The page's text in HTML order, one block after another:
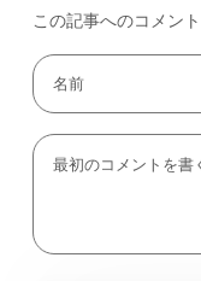
この記事へのコメン